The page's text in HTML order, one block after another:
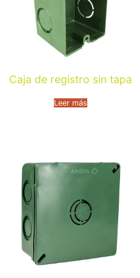
Caja de registro sin tapa
Leer más